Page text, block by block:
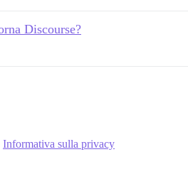
Discourse?
Informativa sulla privacy